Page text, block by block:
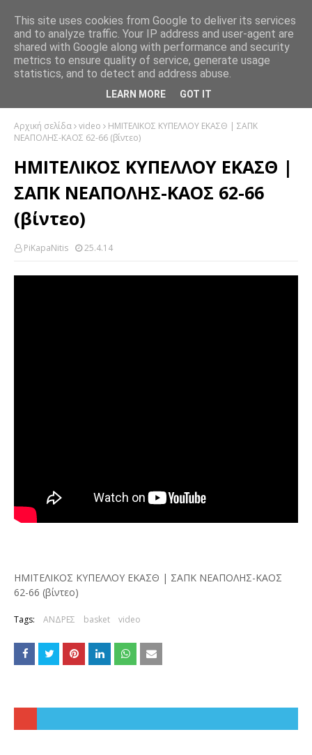
Αρχική σελίδα video
ΗΜΙΤΕΛΙΚΟΣ ΚΥΠΕΛΛΟΥ ΕΚΑΣΘ | ΣΑΠΚ
ΝΕΑΠΟΛΗΣ-ΚΑΟΣ 62-66 (βίντεο)
ΗΜΙΤΕΛΙΚΟΣ ΚΥΠΕΛΛΟΥ ΕΚΑΣΘ |
ΣΑΠΚ ΝΕΑΠΟΛΗΣ-ΚΑΟΣ 62-66
(βίντεο)
PiKapaNitis 25.4.14
ΗΜΙΤΕΛΙΚΟΣ ΚΥΠΕΛΛΟΥ ΕΚΑΣΘ | ΣΑΠΚ ΝΕΑΠΟΛΗΣ-ΚΑΟΣ
62-66 (βίντεο)
Tags: ΑΝΔΡΕΣ basket video
This site uses cookies from Google to deliver its services
and to analyze traffic. Your IP address and user-agent are
shared with Google along with performance and security
metrics to ensure quality of service, generate usage
statistics, and to detect and address abuse.
LEARN MORE GOT IT